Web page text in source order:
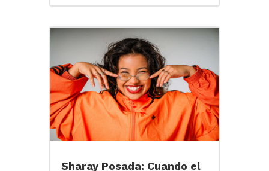
Sharay Posada: Cuando el